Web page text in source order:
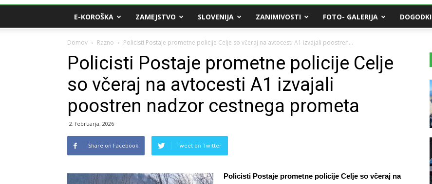
E-KOROŠKA ZAMEJSTVO SLOVENIJA ZANIMIVOSTI FOTO- GALERIJA DOGODKI
Domov Razno Policisti Postaje prometne policije Celje so včeraj na avtocesti A1 izvajali poostren...
Policisti Postaje prometne policije Celje
so včeraj na avtocesti A1 izvajali
poostren nadzor cestnega prometa
2. februarja, 2026
Share on Facebook Tweet on Twitter
Policisti Postaje prometne policije Celje so včeraj na